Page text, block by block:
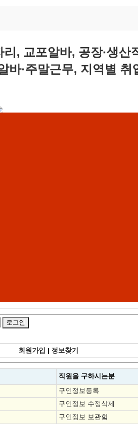
회원가입 | 정보찾기
직원을 구하시는분
구인정보등록
구인정보 수정삭제
구인정보 보관함